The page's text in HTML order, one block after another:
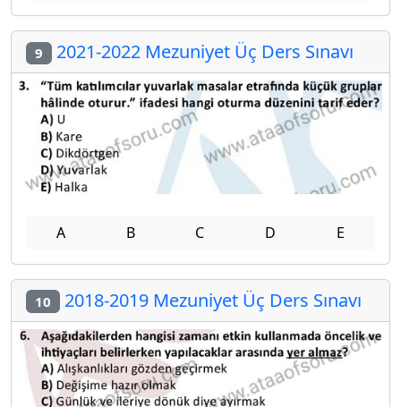
9 2021-2022 Mezuniyet Üç Ders Sınavı
A B C D E
10 2018-2019 Mezuniyet Üç Ders Sınavı